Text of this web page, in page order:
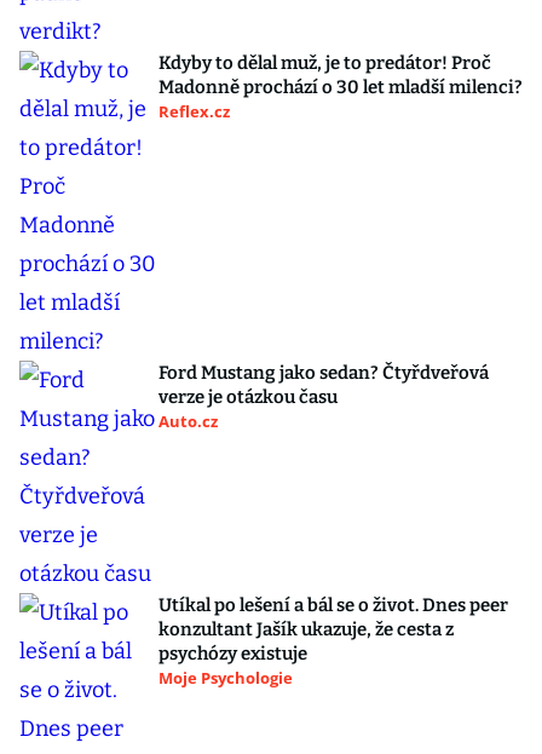
Kdyby to dělal muž, je to predátor! Proč
Madonně prochází o 30 let mladší milenci?
Reflex.cz
Ford Mustang jako sedan? Čtyřdveřová
verze je otázkou času
Auto.cz
Utíkal po lešení a bál se o život. Dnes peer
konzultant Jašík ukazuje, že cesta z
psychózy existuje
Moje Psychologie